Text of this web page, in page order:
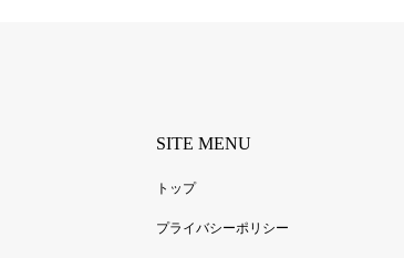
SITE MENU
トップ
プライバシーポリシー